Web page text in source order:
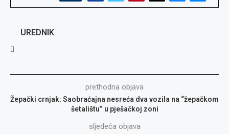
UREDNIK
prethodna objava
Žepački crnjak: Saobraćajna nesreća dva vozila na “žepačkom
šetalištu” u pješačkoj zoni
sljedeća objava